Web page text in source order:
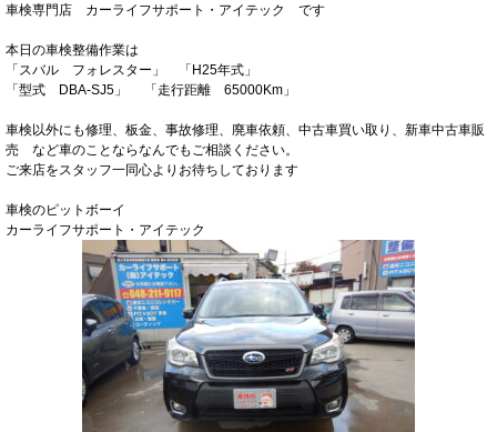
車検専門店 カーライフサポート・アイテック です
本日の車検整備作業は
「スバル フォレスター」 「H25年式」
「型式 DBA-SJ5」 「走行距離 65000Km」
車検以外にも修理、板金、事故修理、廃車依頼、中古車買い取り、新車中古車販
売 など車のことならなんでもご相談ください。
ご来店をスタッフ一同心よりお待ちしております
車検のピットボーイ
カーライフサポート・アイテック